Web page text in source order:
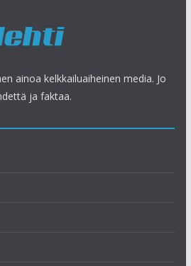
ainoa kelkkailuaiheinen media. Jo
ja faktaa.